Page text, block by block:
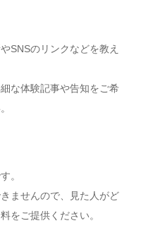
SNSのリンクなどを教え
な体験記事や告知をご希
。
ませんので、見た人がど
をご提供ください。